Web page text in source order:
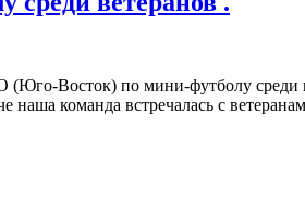
Восток) по мини-футболу
команда встречалась с